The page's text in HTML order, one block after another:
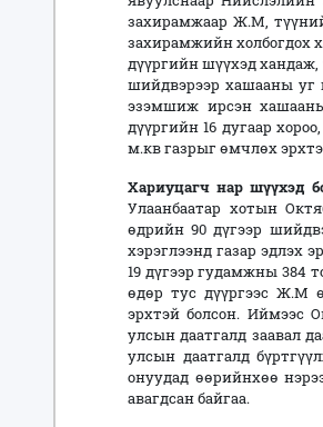
захирамжаар Ж.М,
захирамжийн холбогдох
дүүргийн шүүхэд
шийдвэрээр хашааны уг
эзэмшиж ирсэн
дүүргийн 16 дугаар
м.кв газрыг өмчлөх
Хариуцагч нар шүүхэд
Улаанбаатар хотын
өдрийн 90 дүгээр
хэрэглээнд газар эдлэх
19 дүгээр гудамжны 384
өдөр тус дүүргээс Ж.М
эрхтэй болсон. Иймээс
улсын даатгалд заавал
улсын даатгалд
онуудад өөрийнхөө
авагдсан байгаа.